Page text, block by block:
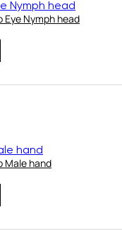
Eye Nymph head
Male hand